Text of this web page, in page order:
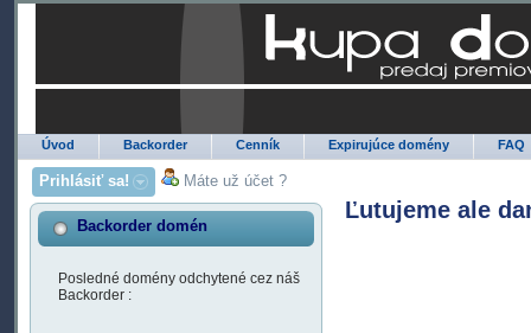
Úvod Backorder Cenník Expirujúce domény FAQ
Prihlásiť sa! Máte už účet ?
Backorder domén
Posledné domény odchytené cez náš
Backorder :
Ľutujeme ale